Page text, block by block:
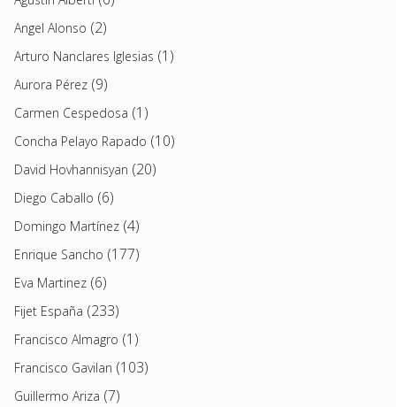
Angel Alonso (2)
Arturo Nanclares Iglesias (1)
Aurora Pérez (9)
Carmen Cespedosa (1)
Concha Pelayo Rapado (10)
David Hovhannisyan (20)
Diego Caballo (6)
Domingo Martínez (4)
Enrique Sancho (177)
Eva Martinez (6)
Fijet España (233)
Francisco Almagro (1)
Francisco Gavilan (103)
Guillermo Ariza (7)